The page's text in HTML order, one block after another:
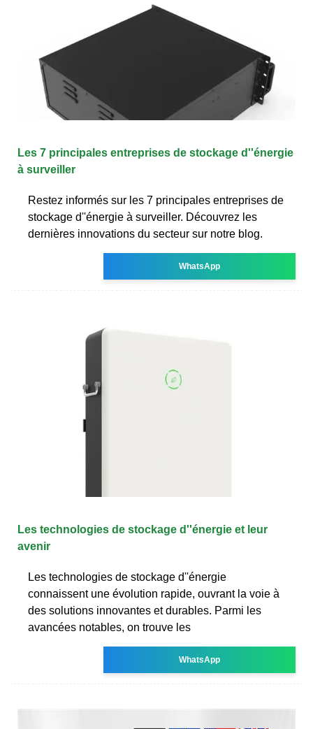
Les 7 principales entreprises de stockage d''énergie
à surveiller
Restez informés sur les 7 principales entreprises de
stockage d''énergie à surveiller. Découvrez les
dernières innovations du secteur sur notre blog.
WhatsApp
Les technologies de stockage d''énergie et leur
avenir
Les technologies de stockage d''énergie
connaissent une évolution rapide, ouvrant la voie à
des solutions innovantes et durables. Parmi les
avancées notables, on trouve les
WhatsApp